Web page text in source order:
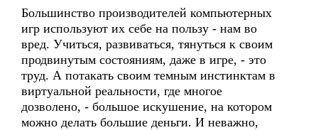
Большинство производителей компьютерных
игр используют их себе на пользу - нам во
вред. Учиться, развиваться, тянуться к своим
продвинутым состояниям, даже в игре, - это
труд. А потакать своим темным инстинктам в
виртуальной реальности, где многое
дозволено, - большое искушение, на котором
можно делать большие деньги. И неважно,